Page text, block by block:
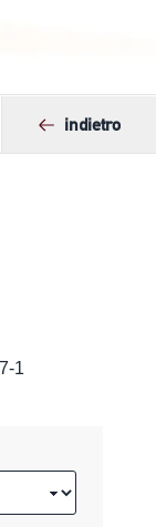
indietro
1